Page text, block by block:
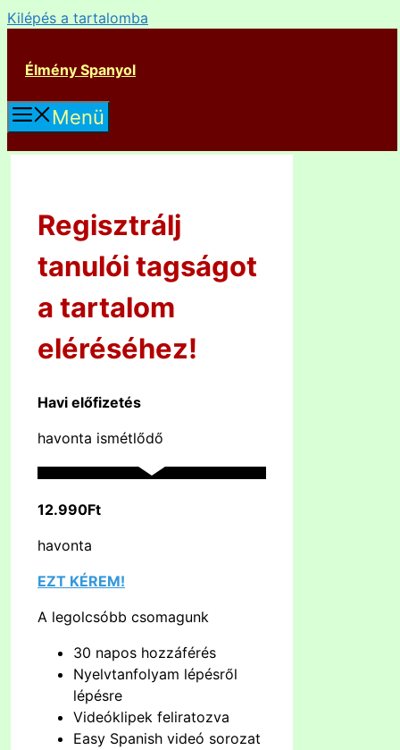
Kilépés a tartalomba
Élmény Spanyol
Menü
Regisztrálj
tanulói tagságot
a tartalom
eléréséhez!
Havi előfizetés
havonta ismétlődő
12.990Ft
havonta
EZT KÉREM!
A legolcsóbb csomagunk
30 napos hozzáférés
Nyelvtanfolyam lépésről
lépésre
Videóklipek feliratozva
Easy Spanish videó sorozat